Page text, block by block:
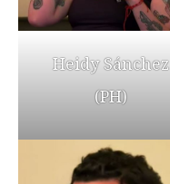
Heidy Sánchez
(PH)